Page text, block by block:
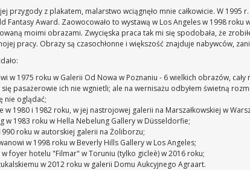
przygody z plakatem, malarstwo wciągnęło mnie całkowicie. W
Fantasy Award. Zaowocowało to wystawą w Los Angeles w 1998
moimi obrazami. Zwycięska praca tak mi się spodobała, że
pracy. Obrazy są czasochłonne i większość znajduje nabywców,
w 1975 roku w Galerii Od Nowa w Poznaniu - 6 wielkich obrazów,
pasażerowie ich nie wgnietli; ale na wernisażu odbyłem świetną
nie oglądać;
w 1980 i 1982 roku, w jej nastrojowej galerii na Marszałkowskiej w
w 1983 roku w Hella Nebelung Gallery w Düsseldorfie;
roku w autorskiej galerii na Żoliborzu;
w 1998 roku w Beverly Hills Gallery w Los Angeles;
foyer hotelu "Filmar" w Toruniu (tylko gicleè) w 2016 roku;
w 2012 roku w galerii Domu Aukcyjnego Agraart.